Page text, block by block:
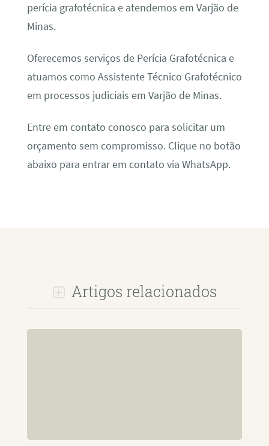
perícia grafotécnica e atendemos em Varjão de
Minas.
Oferecemos serviços de Perícia Grafotécnica e
atuamos como Assistente Técnico Grafotécnico
em processos judiciais em Varjão de Minas.
Entre em contato conosco para solicitar um
orçamento sem compromisso. Clique no botão
abaixo para entrar em contato via WhatsApp.
Artigos relacionados